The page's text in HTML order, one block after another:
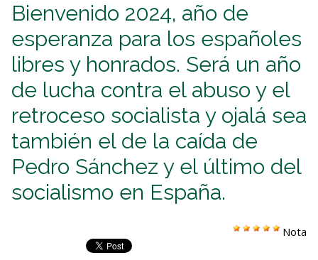
Bienvenido 2024, año de
esperanza para los españoles
libres y honrados. Será un año
de lucha contra el abuso y el
retroceso socialista y ojalá sea
también el de la caída de
Pedro Sánchez y el último del
socialismo en España.
Nota